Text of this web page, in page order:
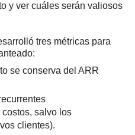
y ver cuáles serán valiosos
tres métricas para
se conserva del ARR
salvo los
clientes).